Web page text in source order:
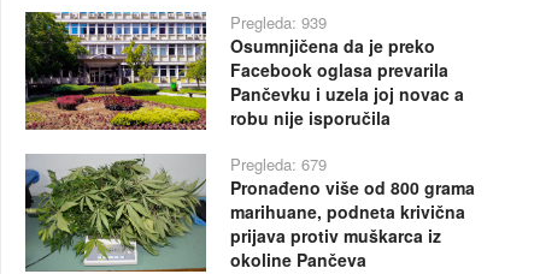
Pregleda: 939
Osumnjičena da je preko
Facebook oglasa prevarila
Pančevku i uzela joj novac a
robu nije isporučila
Pregleda: 679
Pronađeno više od 800 grama
marihuane, podneta krivična
prijava protiv muškarca iz
okoline Pančeva